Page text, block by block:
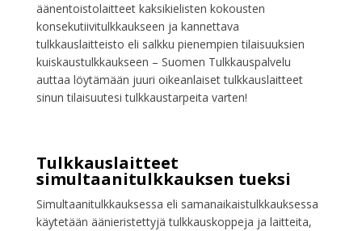
äänentoistolaitteet kaksikielisten kokousten
konsekutiivitulkkaukseen ja kannettava
tulkkauslaitteisto eli salkku pienempien tilaisuuksien
kuiskaustulkkaukseen – Suomen Tulkkauspalvelu
auttaa löytämään juuri oikeanlaiset tulkkauslaitteet
sinun tilaisuutesi tulkkaustarpeita varten!
Tulkkauslaitteet
simultaanitulkkauksen tueksi
Simultaanitulkkauksessa eli samanaikaistulkkauksessa
käytetään äänieristettyjä tulkkauskoppeja ja laitteita,